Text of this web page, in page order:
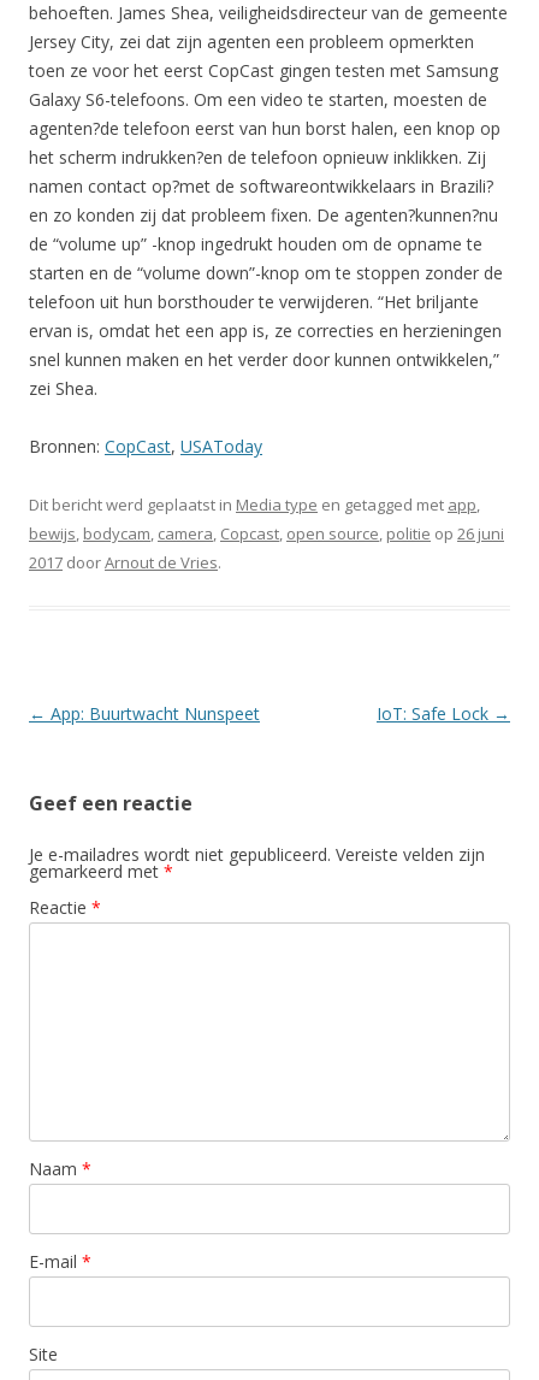
behoeften. James Shea, veiligheidsdirecteur van de gemeente
Jersey City, zei dat zijn agenten een probleem opmerkten
toen ze voor het eerst CopCast gingen testen met Samsung
Galaxy S6-telefoons. Om een video te starten, moesten de
agenten?de telefoon eerst van hun borst halen, een knop op
het scherm indrukken?en de telefoon opnieuw inklikken. Zij
namen contact op?met de softwareontwikkelaars in Brazili?
en zo konden zij dat probleem fixen. De agenten?kunnen?nu
de “volume up” -knop ingedrukt houden om de opname te
starten en de “volume down”-knop om te stoppen zonder de
telefoon uit hun borsthouder te verwijderen. “Het briljante
ervan is, omdat het een app is, ze correcties en herzieningen
snel kunnen maken en het verder door kunnen ontwikkelen,”
zei Shea.
Bronnen: CopCast, USAToday
Dit bericht werd geplaatst in Media type en getagged met app,
bewijs, bodycam, camera, Copcast, open source, politie op 26 juni
2017 doorArnout de Vries.
Berichtnavigatie
← App: Buurtwacht Nunspeet IoT: Safe Lock →
Geef een reactie
Je e-mailadres wordt niet gepubliceerd. Vereiste velden zijn
gemarkeerd met *
Reactie *
Naam *
E-mail *
Site